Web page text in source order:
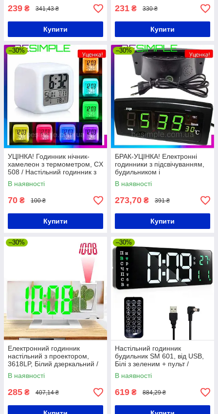
239 ₴ 341,43 ₴
Купити
231 ₴ 330 ₴
Купити
–30%
УЦІНКА! Годинник нічник-
хамелеон з термометром, CX
508 / Настільний годинник з
будильником, календарем та
LED підсвічуванням
В наявності
70 ₴ 100 ₴
Купити
–30%
БРАК-УЦІНКА! Електронні
годинники з підсвічуванням,
будильником і
температурою, CX 818 /
Настільний годинник
В наявності
273,70 ₴ 391 ₴
Купити
–30%
Електронний годинник
настільний з проектором,
3618LP, Білий дзеркальний /
Настільний годинник з
будильником
В наявності
285 ₴ 407,14 ₴
–30%
Настільний годинник
будильник SM 601, від USB,
Білі з зеленим + пульт /
Настінний електронний
годинник з термометром
В наявності
619 ₴ 884,29 ₴